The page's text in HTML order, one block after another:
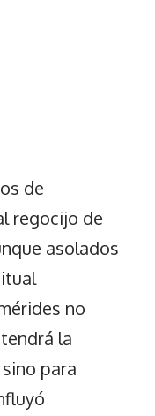
de
regocijo de
asolados
no
la
para